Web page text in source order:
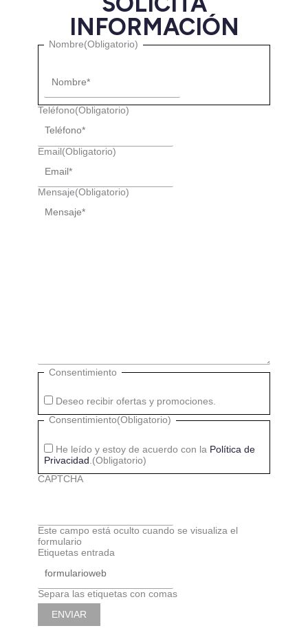
INFORMACIÓN
Nombre(Obligatorio) Nombre
Teléfono(Obligatorio)
Email(Obligatorio)
Mensaje(Obligatorio)
Consentimiento
Deseo recibir ofertas y promociones.
Consentimiento(Obligatorio)
He leído y estoy de acuerdo con la Política de
Privacidad (Obligatorio)
CAPTCHA
Este campo está oculto cuando se visualiza el
formulario
Etiquetas entrada
Separa las etiquetas con comas